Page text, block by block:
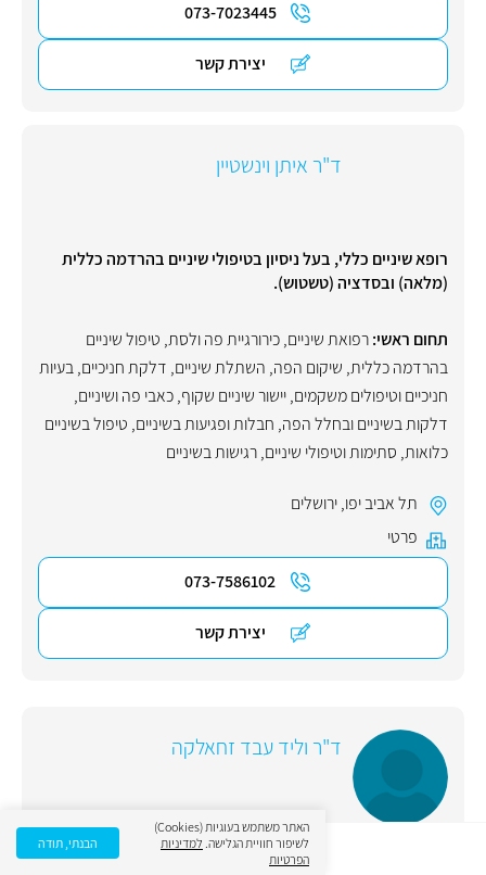
073-7023445
יצירת קשר
ד"ר איתן וינשטיין
רופא שיניים כללי, בעל ניסיון בטיפולי שיניים בהרדמה כללית
(מלאה) ובסדציה (טשטוש).
תחום ראשי:רפואת שיניים,כירורגיית פה ולסת, טיפול שיניים
בהרדמה כללית, שיקום הפה, השתלת שיניים, דלקת חניכיים,בעיות
חניכיים וטיפולים משקמים,יישור שיניים שקוף,כאבי פה ושיניים,
דלקות בשיניים ובחלל הפה, חבלות ופגיעות בשיניים, טיפול בשיניים
כלואות, סתימות וטיפולי שיניים,רגישות בשיניים
תל אביב יפו,ירושלים
פרטי
073-7586102
יצירת קשר
ד"ר וליד עבד זחאלקה
האתר משתמש בעוגיות (Cookies)
לשיפור חוויית הגלישה. למדיניות
הפרטיות
הבנתי, תודה